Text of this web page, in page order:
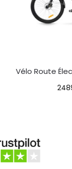
Vélo Route